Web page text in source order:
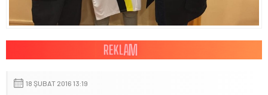
18 ŞUBAT 2016 13:19